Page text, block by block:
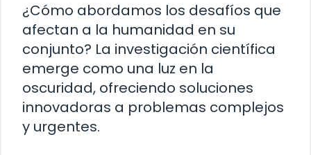
¿Cómo abordamos los desafíos que
afectan a la humanidad en su
conjunto? La investigación científica
emerge como una luz en la
oscuridad, ofreciendo soluciones
innovadoras a problemas complejos
y urgentes.